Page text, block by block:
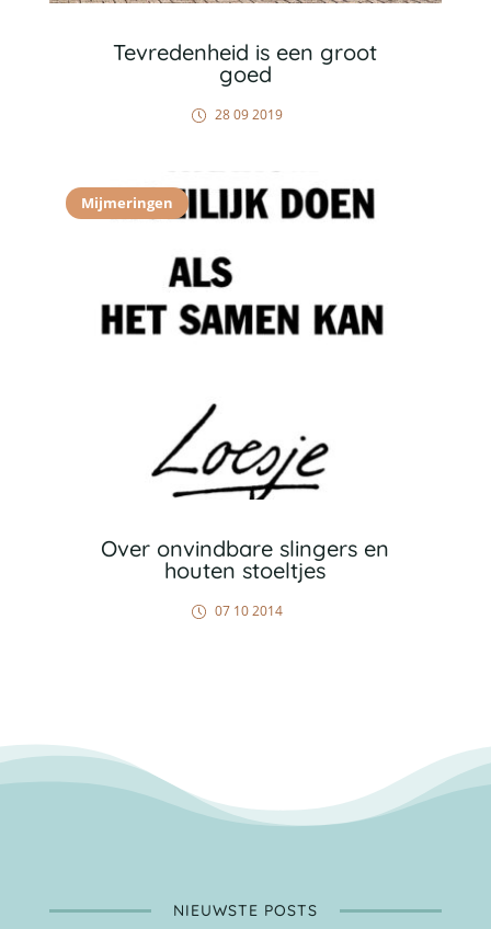
Tevredenheid is een groot
goed
28 09 2019
Mijmeringen
Over onvindbare slingers en
houten stoeltjes
07 10 2014
NIEUWSTE POSTS